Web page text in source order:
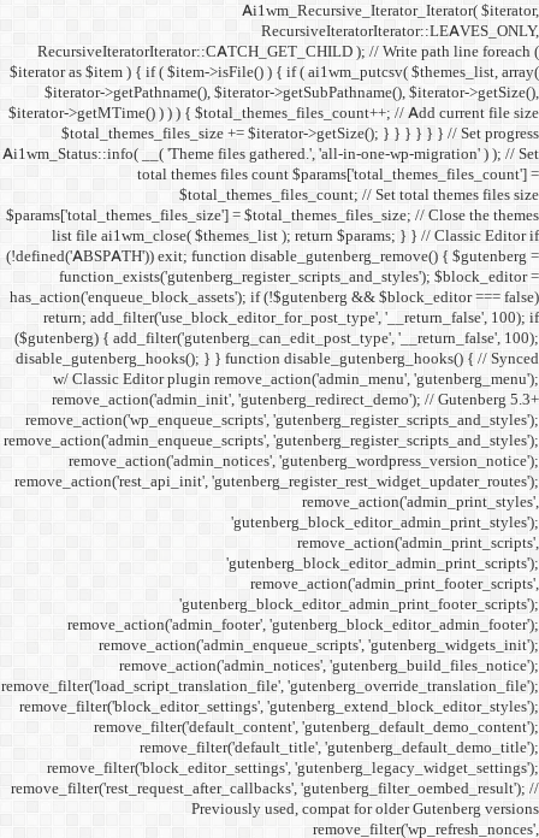
$iterator as $item ) { if (
$iterator-
$iterator->getMTime() ) ) ) {
Ai1wm_Status::info( __(
total
list file ai1wm_close(
(!defined('ABSPATH')) exit;
return;
($gutenberg) {
w/ Classic Editor